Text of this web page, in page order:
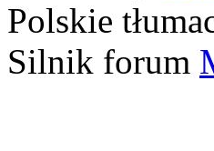
Polskie
Silnik forum